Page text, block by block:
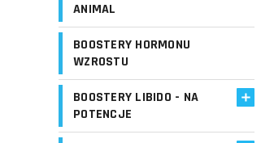
ANIMAL
BOOSTERY HORMONU
WZROSTU
BOOSTERY LIBIDO - NA
POTENCJE